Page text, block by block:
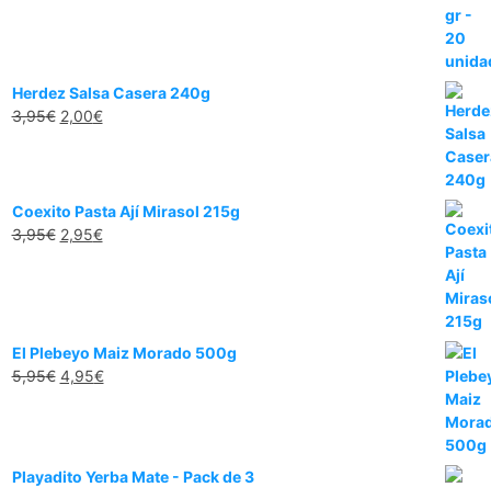
Herdez Salsa Casera 240g
3,95€ El
3,95€.
2,00€El
2,00€.
Coexito Pasta Ají Mirasol 215g
3,95€ El
2,95€El
El Plebeyo Maiz Morado 500g
5,95€ El
5,95€.
4,95€El
4,95€.
Playadito Yerba Mate - Pack de 3